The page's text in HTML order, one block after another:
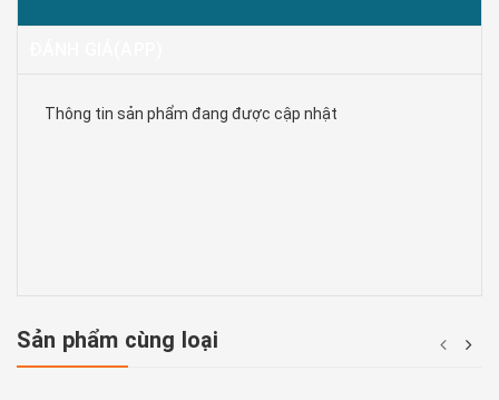
Thông tin sản phẩm đang được cập nhật
Sản phẩm cùng loại